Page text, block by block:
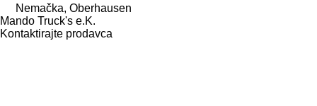
Nemačka, Oberhausen
Mando Truck's e.K.
Kontaktirajte prodavca